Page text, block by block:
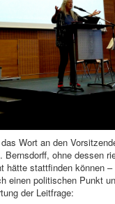
Wort an den
Bernsdorff, ohne dessen
hätte stattfinden können
einen politischen Punkt
der Leitfrage: